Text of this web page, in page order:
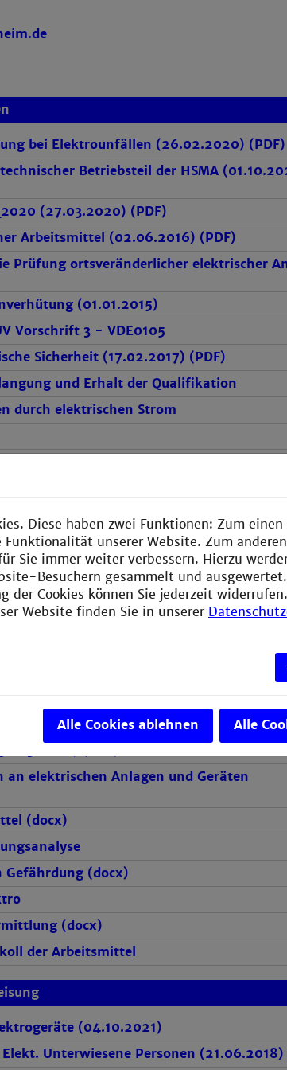
bei Elektrounfällen (26.02.2020) (PDF)
Betriebsteil der HSMA
(27.03.2020) (PDF)
Arbeitsmittel (02.06.2016) (PDF)
Prüfung ortsveränderlicher elektrischer
(01.01.2015)
Vorschrift 3 - VDE0105
Sicherheit (17.02.2017) (PDF)
und Erhalt der Qualifikation
durch elektrischen Strom
TÜV
Elektrische Anlagen und Betriebsmittel
elektrischer Unfälle (14.06.2018)
an elektrischen Anlagen und Geräten
(docx)
Gefährdung (docx)
(docx)
der Arbeitsmittel
(04.10.2021)
Unterwiesene Personen (21.06.2018)
Diese haben zwei Funktionen: Zum
unserer Website. Zum
Sie immer weiter verbessern. Hierzu
Besuchern gesammelt und
der Cookies können Sie jederzeit
Website finden Sie in unserer
Alle Cookies ablehnen Alle